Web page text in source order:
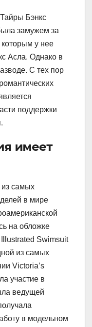
Бэнкс
замужем за
у нее
Асла. Однако в
С тех пор
поддержки
имеет
из самых
в мире
на обложке
Swimsuit
из самых
Victoria’s
участие в
ведущей
в модельном